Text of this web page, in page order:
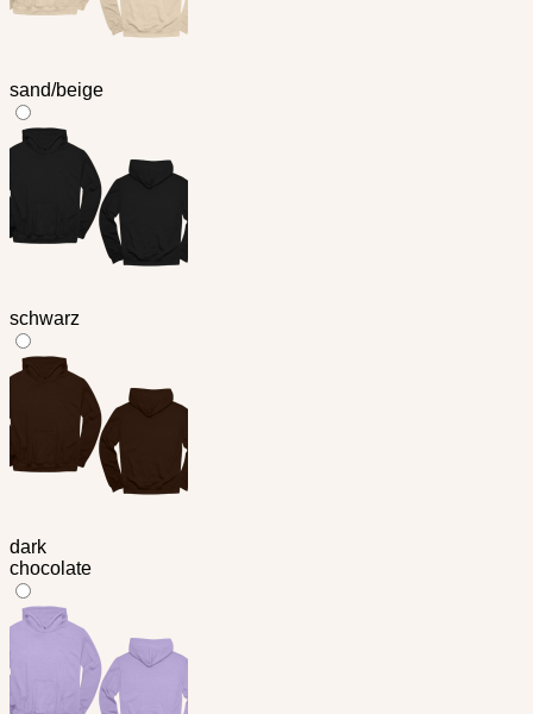
sand/beige
schwarz
dark
chocolate